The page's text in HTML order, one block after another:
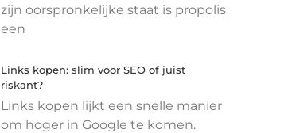
zijn oorspronkelijke staat is propolis
een
Links kopen: slim voor SEO of juist
riskant?
Links kopen lijkt een snelle manier
om hoger in Google te komen.